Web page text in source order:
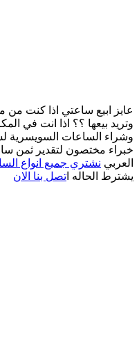
عايز ابيع ساعتي اذا كنت
وتريد بيعها ؟؟ اذا انت في
وشراء الساعات السويسرية
خبراء مختصون لتقدير ثمن
العربي نشتري جميع انواع
يشترط الحاله ا تصل بنا الان